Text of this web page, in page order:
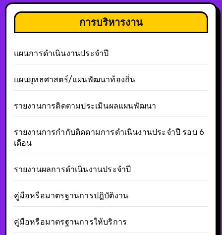
การบริหารงาน
แผนการดำเนินงานประจำปี
แผนยุทธศาสตร์/แผนพัฒนาท้องถิ่น
รายงานการติดตามประเมินผลแผนพัฒนา
รายงานการกำกับติดตามการดำเนินงานประจำปี รอบ 6
เดือน
รายงานผลการดำเนินงานประจำปี
คู่มือหรือมาตรฐานการปฎิบัติงาน
คู่มือหรือมาตรฐานการให้บริการ